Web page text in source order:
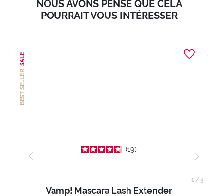
NOUS AVONS PENSÉ QUE CELA
POURRAIT VOUS INTÉRESSER
BEST SELLER
SALE
19
Vamp! Mascara Lash Extender
1/ 3